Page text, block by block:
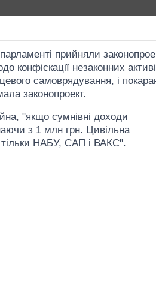
прийняли
конфіскації незаконних
самоврядування, і
законопроект.
"якщо сумнівні доходи
з 1 млн грн. Цивільна
тільки НАБУ, САП і ВАКС".